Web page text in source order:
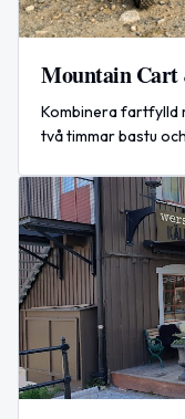
Mountain Cart
Kombinera fartfylld
två timmar bastu